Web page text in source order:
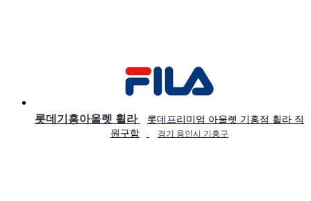
롯데기흥아울렛 휠라
롯데프리미엄 아울렛 기흥점 휠라 직
원구함
경기 용인시 기흥구